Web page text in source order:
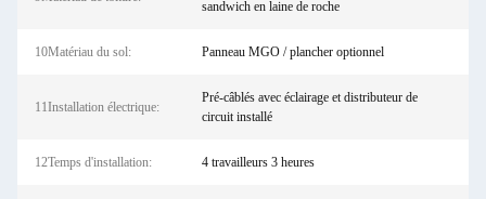
sandwich en laine de roche
10Matériau du sol: Panneau MGO / plancher optionnel
11Installation électrique:
Pré-câblés avec éclairage et distributeur de
circuit installé
12Temps d'installation: 4 travailleurs 3 heures